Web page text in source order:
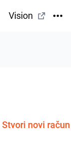
Vision
Stvori novi račun